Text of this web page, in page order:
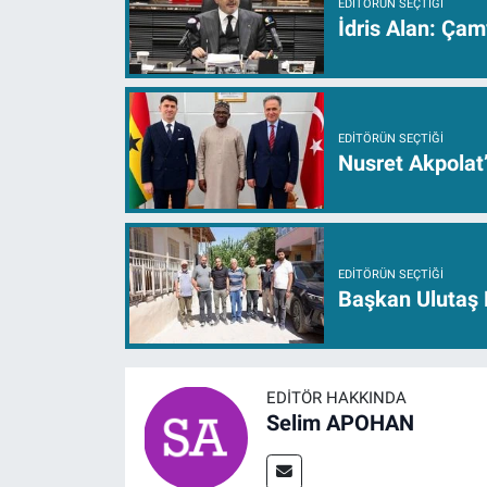
EDITÖRÜN SEÇTIĞI
İdris Alan:
EDITÖRÜN SEÇTIĞI
Nusret
EDITÖRÜN SEÇTIĞI
Başkan Ulutaş
EDITÖR HAKKINDA
Selim APOHAN